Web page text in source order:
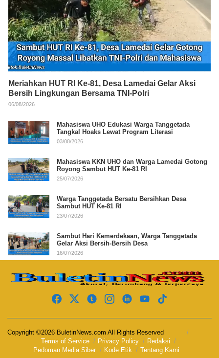
Meriahkan HUT RI Ke-81, Desa Lamedai Gelar Aksi
Bersih Lingkungan Bersama TNI-Polri
06/08/2026
Mahasiswa UHO Edukasi Warga Tanggetada
Tangkal Hoaks Lewat Program Literasi
03/08/2026
Mahasiswa KKN UHO dan Warga Lamedai Gotong
Royong Sambut HUT Ke-81 RI
25/07/2026
Warga Tanggetada Bersatu Bersihkan Desa
Sambut HUT Ke-81 RI
23/07/2026
Sambut Hari Kemerdekaan, Warga Tanggetada
Gelar Aksi Bersih-Bersih Desa
16/07/2026
Copyright ©2026 BuletinNews.com All Rights Reserved
Terms of Service
Privacy Policy
Redaksi
Pedoman Media Siber
Kode Etik Tentang Kami